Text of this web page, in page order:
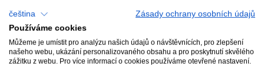
Turné v USA
čeština
Zásady ochrany osobních údajů
Používáme cookies
Můžeme je umístit pro analýzu našich údajů o návštěvnících, pro zlepšení
našeho webu, ukázání personalizovaného obsahu a pro poskytnutí skvělého
zážitku z webu. Pro více informací o cookies používáme otevřené nastavení.